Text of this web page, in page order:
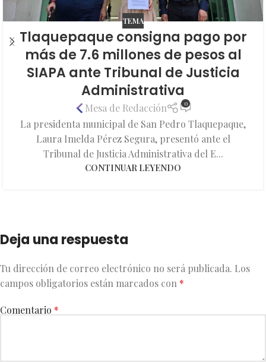
TEMA
Tlaquepaque consigna pago por
más de 7.6 millones de pesos al
SIAPA ante Tribunal de Justicia
Administrativa
Mesa de Redacción 0
La presidenta municipal de San Pedro Tlaquepaque,
Laura Imelda Pérez Segura, presentó ante el
Tribunal de Justicia Administrativa del E...
CONTINUAR LEYENDO
Deja una respuesta
Tu dirección de correo electrónico no será publicada. Los
campos obligatorios están marcados con *
Comentario *